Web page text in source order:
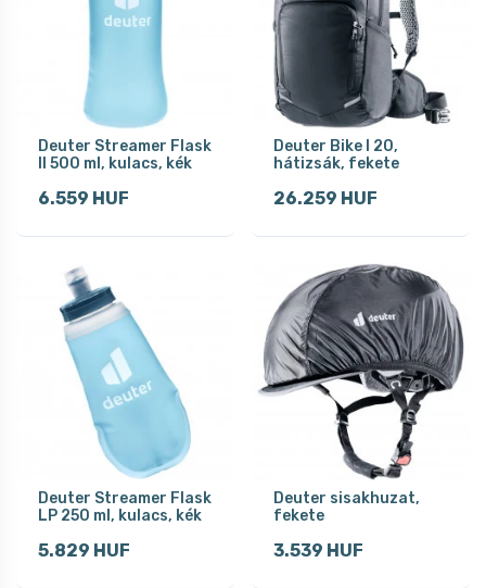
Deuter Streamer Flask
II 500 ml, kulacs, kék
6.559 HUF
Deuter Bike I 20,
hátizsák, fekete
26.259 HUF
Deuter Streamer Flask
LP 250 ml, kulacs, kék
5.829 HUF
Deuter sisakhuzat,
fekete
3.539 HUF